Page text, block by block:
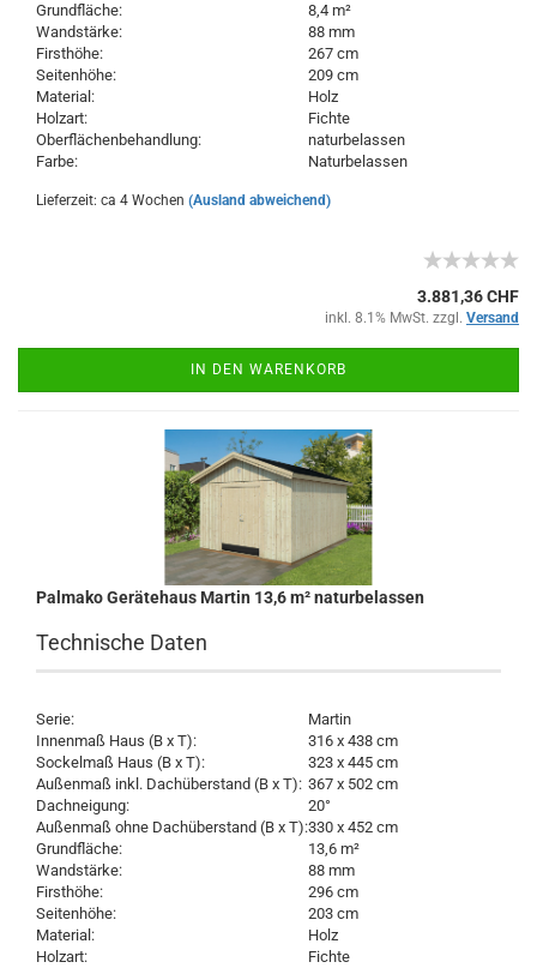
Grundfläche:
8,4 m²
Wandstärke:
88 mm
Firsthöhe:
267 cm
Seitenhöhe:
209 cm
Material:
Holz
Holzart:
Fichte
Oberflächenbehandlung:
naturbelassen
Farbe:
Naturbelassen
Lieferzeit: ca 4 Wochen (Ausland abweichend)
3.881,36 CHF
inkl. 8.1% MwSt. zzgl. Versand
IN DEN WARENKORB
Palmako Gerätehaus Martin 13,6 m² naturbelassen
Technische Daten
Serie:
Martin
Innenmaß Haus (B x T):
316 x 438 cm
Sockelmaß Haus (B x T):
323 x 445 cm
Außenmaß inkl. Dachüberstand (B x T): 367 x 502 cm
Dachneigung:
20°
Außenmaß ohne Dachüberstand (B x T):330 x 452 cm
Grundfläche:
13,6 m²
Wandstärke:
88 mm
Firsthöhe:
296 cm
Seitenhöhe:
203 cm
Material:
Holz
Holzart:
Fichte